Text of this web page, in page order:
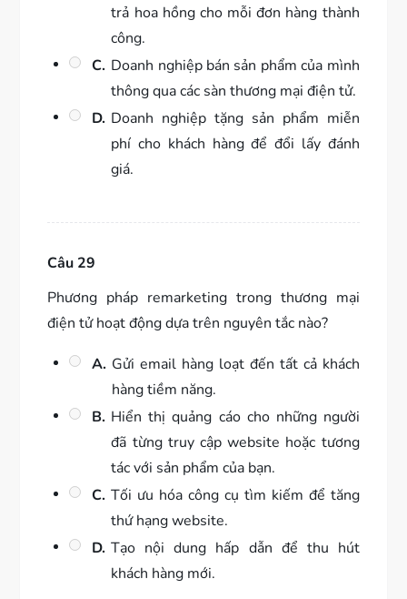
trả hoa hồng cho mỗi đơn hàng thành
công.
C. Doanh nghiệp bán sản phẩm của mình
thông qua các sàn thương mại điện tử.
D. Doanh nghiệp tặng sản phẩm miễn
phí cho khách hàng để đổi lấy đánh
giá.
Câu 29
Phương pháp remarketing trong thương mại
điện tử hoạt động dựa trên nguyên tắc nào?
A. Gửi email hàng loạt đến tất cả khách
hàng tiềm năng.
B. Hiển thị quảng cáo cho những người
đã từng truy cập website hoặc tương
tác với sản phẩm của bạn.
C. Tối ưu hóa công cụ tìm kiếm để tăng
thứ hạng website.
D. Tạo nội dung hấp dẫn để thu hút
khách hàng mới.